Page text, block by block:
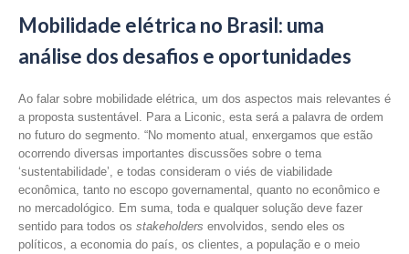
Mobilidade elétrica no Brasil: uma
análise dos desafios e oportunidades
Ao falar sobre mobilidade elétrica, um dos aspectos mais relevantes é
a proposta sustentável. Para a Liconic, esta será a palavra de ordem
no futuro do segmento. “No momento atual, enxergamos que estão
ocorrendo diversas importantes discussões sobre o tema
‘sustentabilidade’, e todas consideram o viés de viabilidade
econômica, tanto no escopo governamental, quanto no econômico e
no mercadológico. Em suma, toda e qualquer solução deve fazer
sentido para todos os stakeholders envolvidos, sendo eles os
políticos, a economia do país, os clientes, a população e o meio